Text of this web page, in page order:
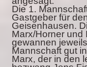
Die 1.
Gastgeber für
Geisenhausen.
Marx/Horner und
gewannen
Mannschaft gut
Marx, der in den